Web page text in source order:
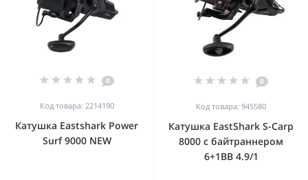
0
Код товара: 2214190
Катушка Eastshark Power
Surf 9000 NEW
0
Код товара: 945580
Катушка EastShark S-Carp
8000 с байтраннером
6+1BB 4.9/1